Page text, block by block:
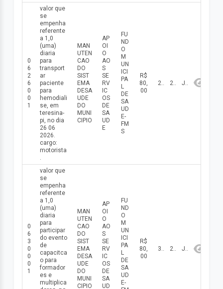
0
6
2
6
0
0
1
valor que
se
empenha
referente
a 1,0
(uma)
diaria
para
transport
ar
paciente
para
hemodiali
se, em
teresina-
pi, no dia
26 06
2026.
cargo:
motorista
.
MAN
UTEN
CAO
DO
SIST
EMA
DESA
UDE
DO
MUNI
CIPIO
AP
OI
O
AO
S
SE
RV
IC
OS
DE
SA
UD
E
FU
ND
O
M
UN
ICI
PA
L
DE
SA
UD
E-
FM
S
R$
80,
00
26/06/2026 2026 Junho
0
6
3
0
0
0
1
valor que
se
empenha
referente
a 1,0
(uma)
diaria
para
participar
do evento
de
capacitca
o para
formador
es e
multiplica
MAN
UTEN
CAO
DO
SIST
EMA
DESA
UDE
DO
MUNI
CIPIO
AP
OI
O
AO
S
SE
RV
IC
OS
DE
SA
UD
FU
ND
O
M
UN
ICI
PA
L
DE
SA
UD
E-
R$
80,
00
30/06/2026 2026 Junho